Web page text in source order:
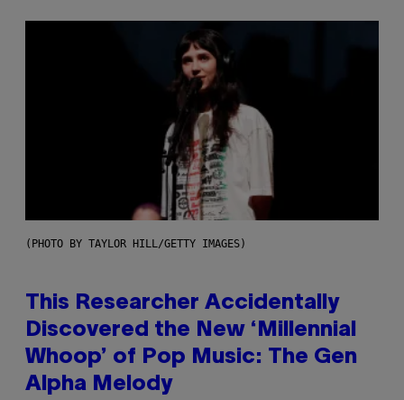
(PHOTO BY TAYLOR HILL/GETTY IMAGES)
This Researcher Accidentally
Discovered the New ‘Millennial
Whoop’ of Pop Music: The Gen
Alpha Melody